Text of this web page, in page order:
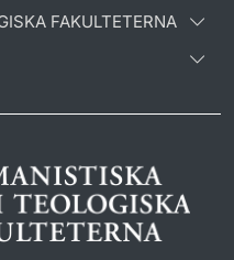
FAKULTETERNA